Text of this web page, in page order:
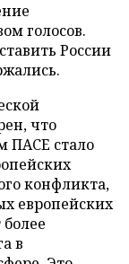
голосов.
России
что
ПАСЕ стало
конфликта,
европейских
в